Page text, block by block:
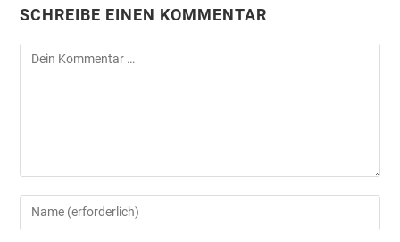
SCHREIBE EINEN KOMMENTAR